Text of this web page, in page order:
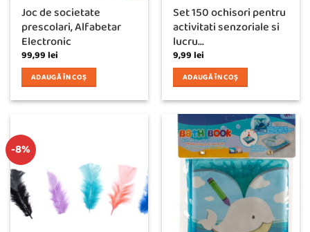
Joc de societate
prescolari, Alfabetar
Electronic
99,99lei
ADAUGĂ ÎN COȘ
Set 150 ochisori pentru
activitati senzoriale si
lucru...
9,99lei
ADAUGĂ ÎN COȘ
-8%